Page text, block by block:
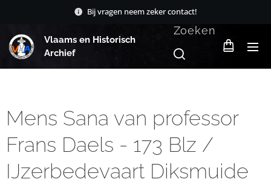
Bij vragen neem zeker contact!
Vlaams en Historisch
Archief
Zoeken
Mens Sana van professor
Frans Daels - 173 Blz /
IJzerbedevaart Diksmuide